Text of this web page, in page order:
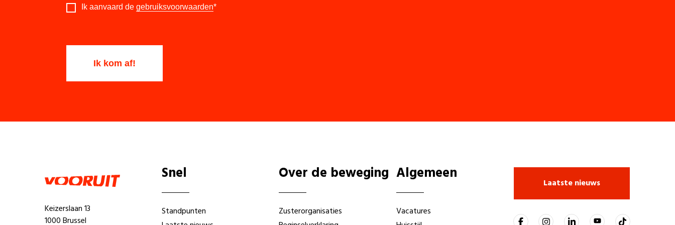
Ik aanvaard de gebruiksvoorwaarden*
Keizerslaan 13
1000 Brussel
Snel
Standpunten
Over de beweging
Zusterorganisaties
Algemeen
Vacatures
Laatste nieuws